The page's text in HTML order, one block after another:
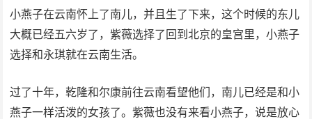
小燕子在云南怀上了南儿，并且生了下来，这个时候的东儿
大概已经五六岁了，紫薇选择了回到北京的皇宫里，小燕子
选择和永琪就在云南生活。
过了十年，乾隆和尔康前往云南看望他们，南儿已经是和小
燕子一样活泼的女孩了。紫薇也没有来看小燕子，说是放心